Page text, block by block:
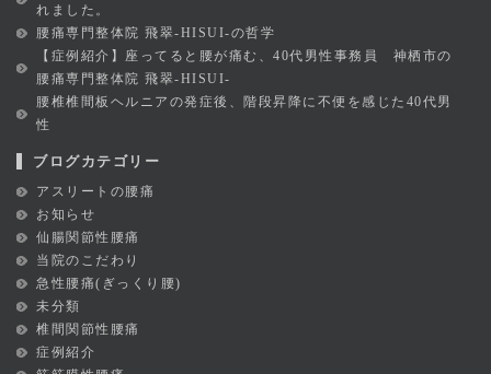
れました。
腰痛専門整体院 飛翠-HISUI-の哲学
【症例紹介】座ってると腰が痛む、40代男性事務員 神栖市の
腰痛専門整体院 飛翠-HISUI-
腰椎椎間板ヘルニアの発症後、階段昇降に不便を感じた40代男
性
ブログカテゴリー
アスリートの腰痛
お知らせ
仙腸関節性腰痛
当院のこだわり
急性腰痛(ぎっくり腰)
未分類
椎間関節性腰痛
症例紹介